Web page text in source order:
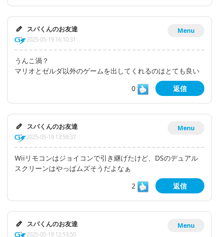
Menu
スパくんのお友達
2025-05-19 16:10:31
うんこ渦？
マリオとゼルダ以外のゲームを出してくれるのはとても良い
0
返信
Menu
スパくんのお友達
2025-05-19 13:59:37
Wiiリモコンはジョイコンで引き継げたけど、DSのデュアル
スクリーンはやっぱムズそうだよなぁ
2
返信
Menu
スパくんのお友達
2025-05-19 12:53:50